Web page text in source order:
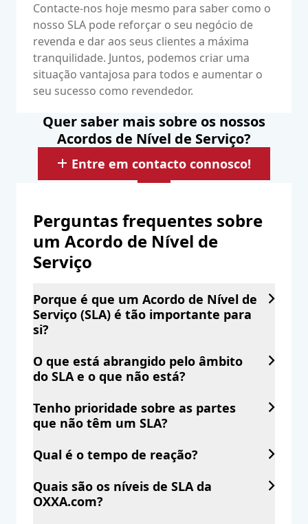
Contacte-nos hoje mesmo para saber como o
nosso SLA pode reforçar o seu negócio de
revenda e dar aos seus clientes a máxima
tranquilidade. Juntos, podemos criar uma
situação vantajosa para todos e aumentar o
seu sucesso como revendedor.
Quer saber mais sobre os nossos
Acordos de Nível de Serviço?
Entre em contacto connosco!
Perguntas frequentes sobre
um Acordo de Nível de
Serviço
Porque é que um Acordo de Nível de
Serviço (SLA) é tão importante para
si?
O que está abrangido pelo âmbito
do SLA e o que não está?
Tenho prioridade sobre as partes
que não têm um SLA?
Qual é o tempo de reação?
Quais são os níveis de SLA da
OXXA.com?